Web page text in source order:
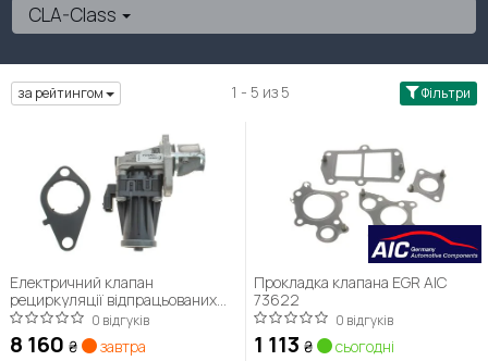
CLA-Class
за рейтингом 1 - 5 из 5 Фільтри
Електричний клапан
рециркуляції відпрацьованих
газів PIERBURG 7.03435.05.0
0 відгуків
8 160 ₴ завтра
Прокладка клапана EGR AIC
73622
0 відгуків
1 113 ₴ сьогодні